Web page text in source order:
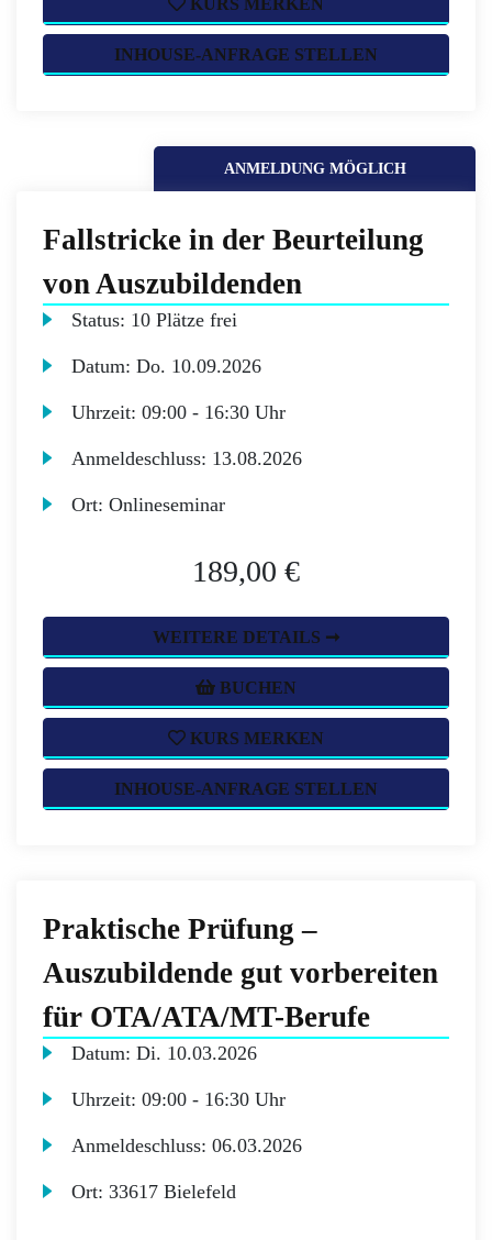
KURS MERKEN
INHOUSE-ANFRAGE STELLEN
ANMELDUNG MÖGLICH
Fallstricke in der Beurteilung
von Auszubildenden
Status: 10 Plätze frei
Datum:Do. 10.09.2026
Uhrzeit:09:00 - 16:30 Uhr
Anmeldeschluss: 13.08.2026
Ort:Onlineseminar
189,00 €
WEITERE DETAILS ➞
BUCHEN
KURS MERKEN
INHOUSE-ANFRAGE STELLEN
Praktische Prüfung –
Auszubildende gut vorbereiten
für OTA/ATA/MT-Berufe
Datum:Di. 10.03.2026
Uhrzeit:09:00 - 16:30 Uhr
Anmeldeschluss:06.03.2026
Ort:33617 Bielefeld